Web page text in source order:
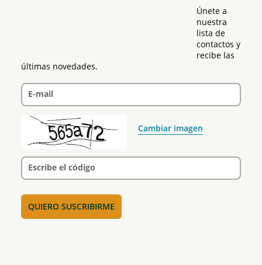
Únete a
nuestra
lista de
contactos y
recibe las
últimas novedades.
E-mail
Cambiar imagen
Escribe el código